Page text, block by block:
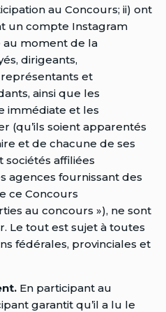
au Concours; ii) ont
un compte Instagram
moment de la
dirigeants,
et
ainsi que les
immédiate et les
(qu’ils soient apparentés
et de chacune de ses
sociétés affiliées
agences fournissant des
ce Concours
au concours »), ne sont
Le tout est sujet à toutes
fédérales, provinciales et
En participant au
garantit qu’il a lu le